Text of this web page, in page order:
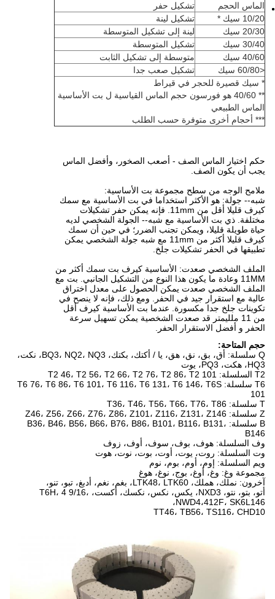
الماس الحجم
تشكيل حفر
10/20 سيك *
تشكيل لينة
20/30 سيك
لينة إلى تشكيل المتوسطة
30/40 سيك
تشكيل المتوسطة
40/60 سيك
متوسطة إلى تشكيل الثابت
<60/80 سيك
تشكيل صعب جدا
* سيك قصيرة للحجر في قيراط
** 40/60 هو فورسون حجم الماس القياسية ل بت الأساسية
الماس الطبيعي
*** أحجام أخرى متوفرة حسب الطلب
حكم اختيار الماس الصف - أصعب الصخور، وأفضل الماس
يجب أن يكون الصف.
ملامح الوجه من سطح مجموعة بت الأساسية:
شبه-- جولة: هو الأكثر استخداما في بت الأساسية مع سمك
كيرف قليلا أقل من 11mm.
فإنه يمكن حفر تشكيلات
مختلفة. ذي بت الأساسية مع شبه-- الجولة الشخصي لديه
حياة طويلة قليلا، ويمكن تجنب الضرر؛ في حين أن سمك
كيرف قليلا أكثر من 11mm مع شبه جولة الشخصي يمكن
تطبيقها في الحفر تشكيلات جلخ.
الملف الشخصي صعدت: الأساسية كيرف بت سمك أكثر من
11MM وعادة ما يكون هذا النوع من التشكيل الجانبي.
بت مع
الملف الشخصي صعدت يمكن الحصول على معدل اختراق
عالية مع استقرار جيد في الحفر.
ومع ذلك، فإنه لا ينصح في
تكوينات جلخ جدا مكسورة.
عندما بت الأساسية كيرف أقل
من 11 ملليمتر قد صعدت الشخصية يمكن تسهيل سرعة
الحفر و أفضل الاستقرار الحفر.
حجم المتاحة:
Q سلسلة: أق، بق، نق، هق، يا / أكتك، بكتك، BQ3، NQ2، NQ3، نكت،
HQ3، هكت، PQ3، يوت
T2 السلسلة: T2 46، T2 56، T2 66، T2 76، T2 86، T2 101
T6 سلسلة: T6 76، T6 86، T6 101، T6 116، T6 131، T6 146، T6S
101
T سلسلة: T36، T46، T56، T66، T76، T86
Z سلسلة: Z46، Z56، Z66، Z76، Z86، Z101، Z116، Z131، Z146
B سلسلة: B36، B46، B56، B66، B76، B86، B101، B116، B131،
B146
وف السلسلة: هوف، بوف، سوف، أوف، زوف
وت السلسلة: روت، يوت، أوت، بوت، نوت، هوت
ويم السلسلة: إوم، أوم، بوم، نوم
مجموعة وغ: وغ، أوغ، بوج، نوغ، هوغ
آخرون: نملك، هملك، LTK48، LTK60، بغم، نغم، أدبغ، تبو، تنو،
أتو، بتو، نتو، NXD3، يكس، نكس، نكسك، أكست، T6H، 4 9/16،
NWD4،412F، SK6L146،
TT46، TB56، TS116، CHD10